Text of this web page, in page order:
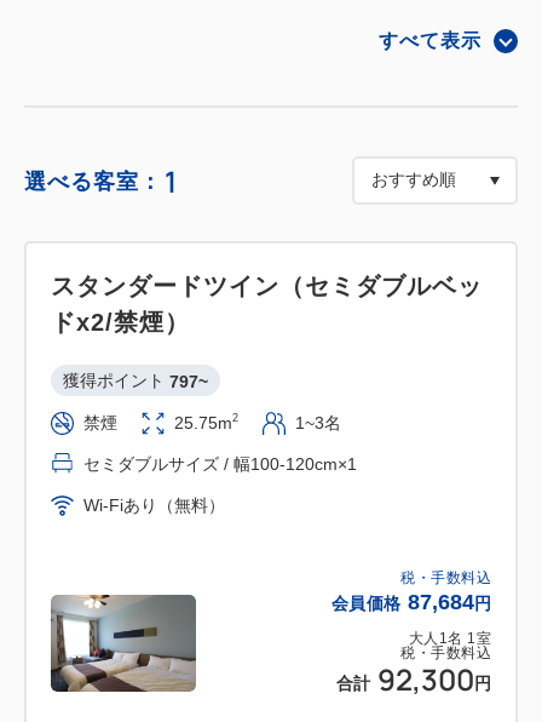
２ ラグコス受付に並ばず、ホテルフロントにて参
いつでもお部屋に戻って着替え、休憩が可能
４ WCSグッズが付きます。
５ ホテル駐車場無料
ラグナシア駐車場も無料でご利用いただけま
す。
※前払いの有料駐車場ですが、ご宿泊特典とし
て滞在中の各日1回
提示下さい。
６ ホテルレストランでの朝食付き（通常 1,900
円）×２日間分
すべて表示
選べる客室： 1
税・手数料込
会員価格 87,684円
大人 1名 1室
税・手数料込
合計 92,300 円
スタンダードツイン（セミダブルベッ
ドx2/禁煙）
獲得ポイント 797~
禁煙 25.75m2 1~3名
セミダブルサイズ / 幅100-120cm×1
Wi-Fiあり（無料）